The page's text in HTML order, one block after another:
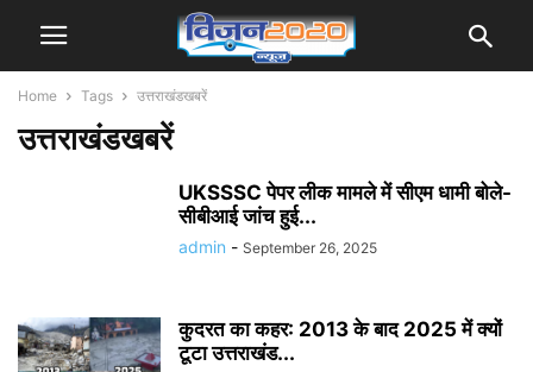
Home Tags उत्तराखंडखबरें
उत्तराखंडखबरें
UKSSSC पेपर लीक मामले में सीएम धामी बोले-
सीबीआई जांच हुई...
admin - September 26, 2025
कुदरत का कहर: 2013 के बाद 2025 में क्यों
टूटा उत्तराखंड...